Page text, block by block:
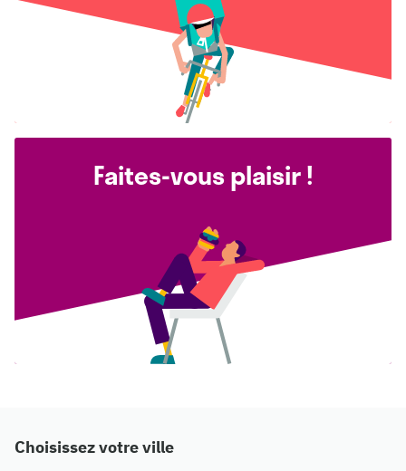
Faites-vous plaisir !
Choisissez votre ville